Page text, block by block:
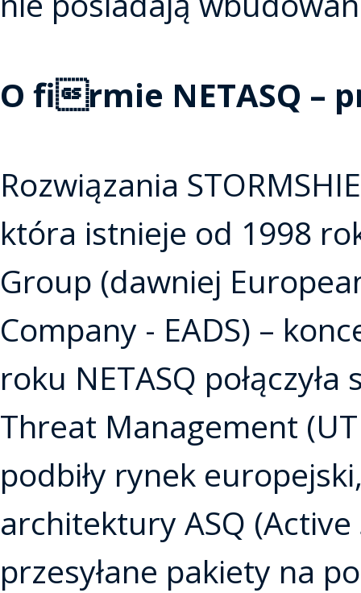
O firmie NETASQ –
Rozwiązania
która istnieje od 1998
Group (dawniej
Company - EADS) –
roku NETASQ
Threat Management
podbiły rynek
architektury ASQ
przesyłane pakiety na